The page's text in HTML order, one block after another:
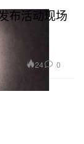
布活动现场
24 0